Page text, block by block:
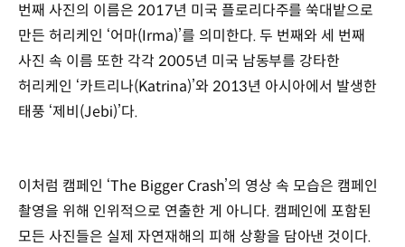
번째 사진의 이름은 2017년 미국 플로리다주를 쑥대밭으로
만든 허리케인 ‘어마(Irma)’를 의미한다. 두 번째와 세 번째
사진 속 이름 또한 각각 2005년 미국 남동부를 강타한
허리케인 ‘카트리나(Katrina)’와 2013년 아시아에서 발생한
태풍 ‘제비(Jebi)’다.
이처럼 캠페인 ‘The Bigger Crash’의 영상 속 모습은 캠페인
촬영을 위해 인위적으로 연출한 게 아니다. 캠페인에 포함된
모든 사진들은 실제 자연재해의 피해 상황을 담아낸 것이다.